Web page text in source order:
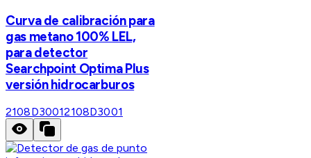
Curva de calibración para
gas metano 100% LEL,
para detector
Searchpoint Optima Plus
versión hidrocarburos
2108D30012108D3001